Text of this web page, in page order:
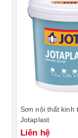
Sơn nội thất kinh
Jotaplast
Liên hệ